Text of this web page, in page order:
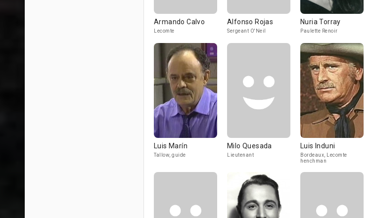
Armando Calvo
Lecomte
Alfonso Rojas
Sergeant O'Neil
Nuria Torray
Paulette Renoir
Luis Marín
Tallow, guide
Milo Quesada
Lieutenant
Luis Induni
Bordeaux, Lecomte
henchman